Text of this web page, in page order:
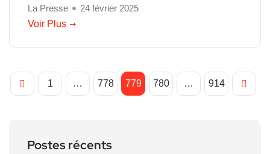
La Presse
24 février 2025
Voir Plus
1 … 778 779 780 … 914
Postes récents